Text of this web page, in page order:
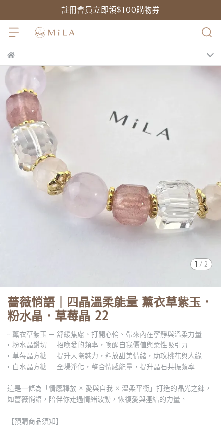
註冊會員立即領$100購物券
1 / 2
薔薇悄語｜四晶溫柔能量 薰衣草紫玉．
粉水晶．草莓晶 22
◦ 薰衣草紫玉 ─ 舒緩焦慮、打開心輪、帶來內在寧靜與溫柔力量
◦ 粉水晶鑽切 ─ 招喚愛的頻率，喚醒自我價值與柔性吸引力
◦ 草莓晶方糖 ─ 提升人際魅力，釋放甜美情緒，助攻桃花與人緣
◦ 白水晶方糖 ─ 全場淨化，整合情感能量，提升晶石共振頻率
這是一條為「情感釋放 × 愛與自我 × 溫柔平衡」打造的晶光之鍊，
如薔薇悄語，陪伴你走過情緒波動，恢復愛與連結的力量。
【預購商品須知】